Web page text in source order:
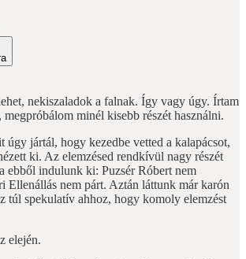
nekiszaladok a falnak. Így vagy úgy. Írtam
megpróbálom minél kisebb részét használni.
úgy jártál, hogy kezedbe vetted a kalapácsot,
ki. Az elemzésed rendkívül nagy részét
ebből indulunk ki: Puzsér Róbert nem
Ellenállás nem párt. Aztán láttunk már karón
túl spekulatív ahhoz, hogy komoly elemzést
elején.